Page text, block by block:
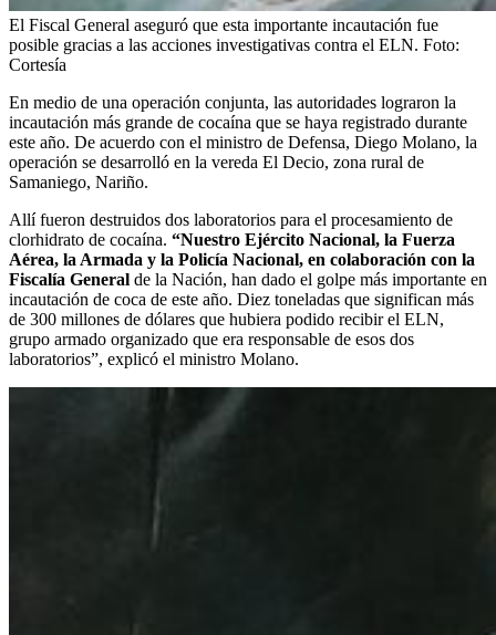
El Fiscal General aseguró que esta importante incautación fue
posible gracias a las acciones investigativas contra el ELN. Foto:
Cortesía
En medio de una operación conjunta, las autoridades lograron la
incautación más grande de cocaína que se haya registrado durante
este año. De acuerdo con el ministro de Defensa, Diego Molano, la
operación se desarrolló en la vereda El Decio, zona rural de
Samaniego, Nariño.
Allí fueron destruidos dos laboratorios para el procesamiento de
clorhidrato de cocaína. “Nuestro Ejército Nacional, la Fuerza
Aérea, la Armada y la Policía Nacional, en colaboración con la
Fiscalía General de la Nación, han dado el golpe más importante en
incautación de coca de este año. Diez toneladas que significan más
de 300 millones de dólares que hubiera podido recibir el ELN,
grupo armado organizado que era responsable de esos dos
laboratorios”, explicó el ministro Molano.